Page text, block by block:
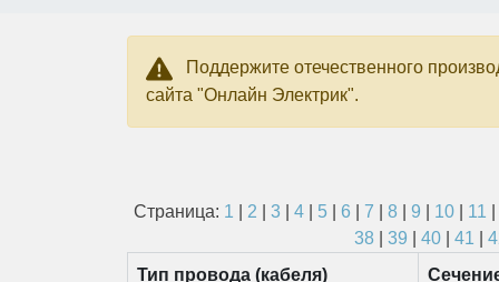
Поддержите отечественного
сайта "Онлайн Электрик".
Страница: 1 2 3 4| 5| 6 7 8| 9 10| 11
38
39 40 41
Тип провода (кабеля)